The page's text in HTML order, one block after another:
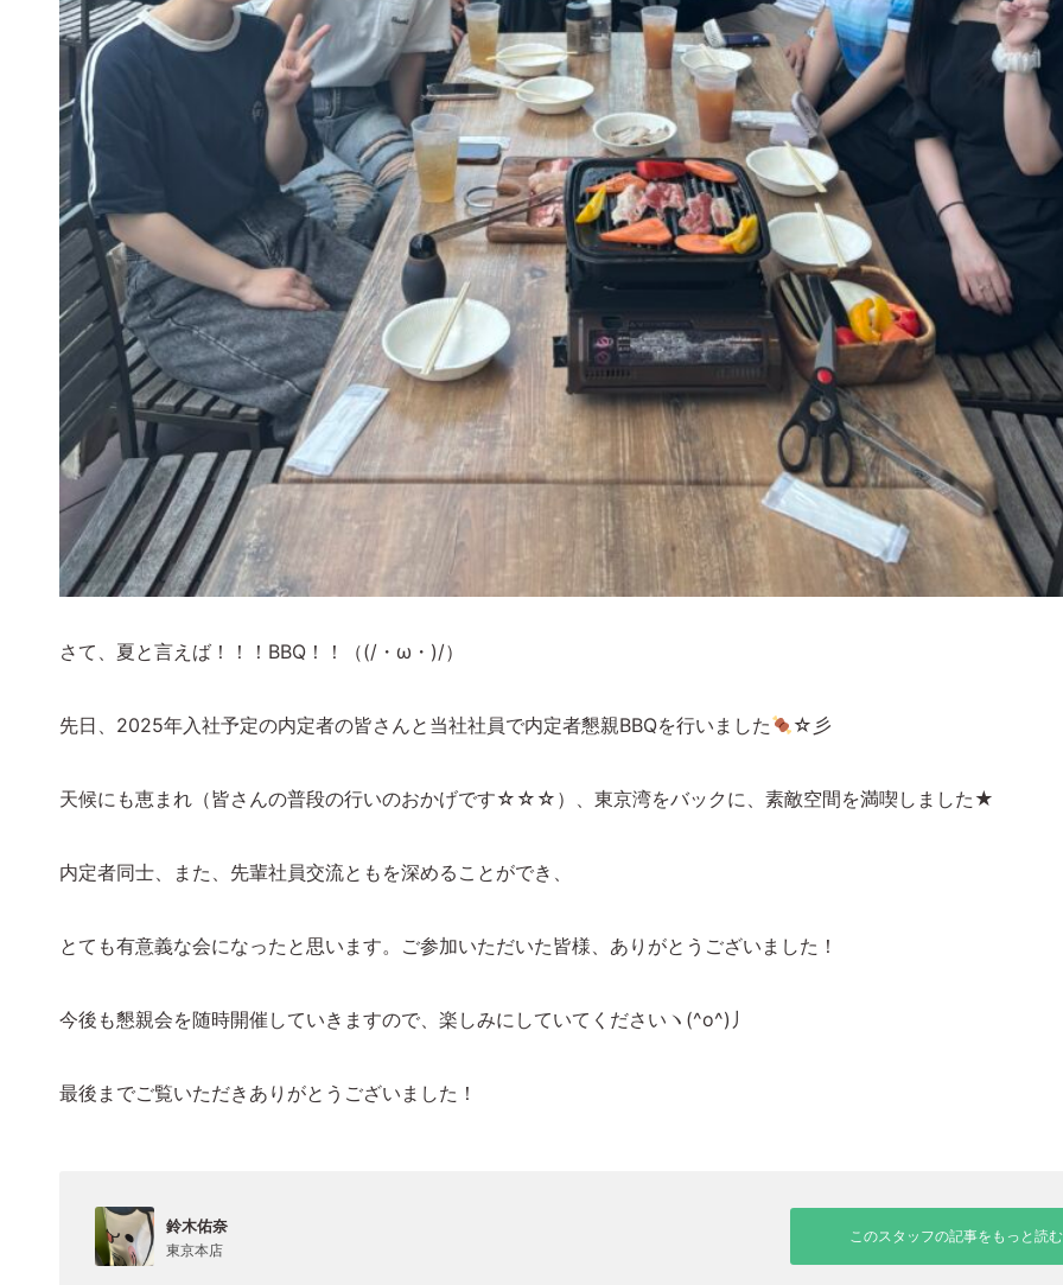
さて、夏と言えば！！！BBQ！！（(/・ω・)/）
先日、2025年入社予定の内定者の皆さんと当社社員で内定者懇親BBQを行いました ☆彡
天候にも恵まれ（皆さんの普段の行いのおかげです☆☆☆）、東京湾をバックに、素敵空間を満喫しました★
内定者同士、また、先輩社員交流ともを深めることができ、
とても有意義な会になったと思います。ご参加いただいた皆様、ありがとうございました！
今後も懇親会を随時開催していきますので、楽しみにしていてくださいヽ(^o^)丿
最後までご覧いただきありがとうございました！
鈴木佑奈
東京本店
このスタッフの記事をもっと読む